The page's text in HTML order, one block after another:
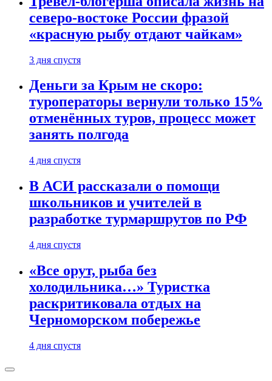
северо-востоке России фразой
«красную рыбу отдают чайкам»
3 дня спустя
Деньги за Крым не скоро:
туроператоры вернули только 15%
отменённых туров, процесс может
занять полгода
4 дня спустя
В АСИ рассказали о помощи
школьников и учителей в
разработке турмаршрутов по РФ
4 дня спустя
«Все орут, рыба без
холодильника…» Туристка
раскритиковала отдых на
Черноморском побережье
4 дня спустя